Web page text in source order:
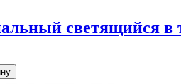
светящийся в